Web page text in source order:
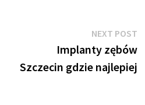
NEXT POST
Implanty zębów
Szczecin gdzie najlepiej